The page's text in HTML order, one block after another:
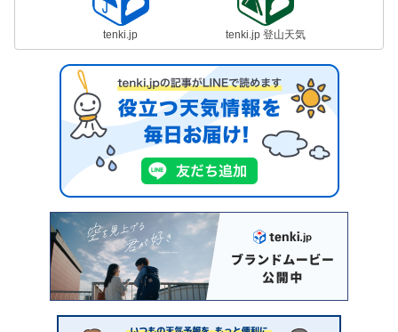
tenki.jp tenki.jp 登山天気